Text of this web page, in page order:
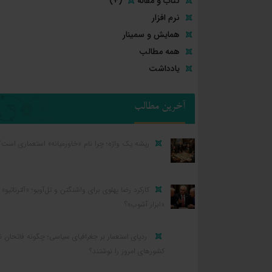
نرم افزار
همایش و سمینار
همه مطالب
یادداشت
آخرین مطالب
ریشه یک واژه؛ چرا نام «خاورمیانه» استعماری
کشورهای امروز را نوشتند؟